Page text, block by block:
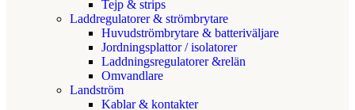
Tejp & strips
Laddregulatorer & strömbrytare
Huvudströmbrytare & batteriväljare
Jordningsplattor / isolatorer
Laddningsregulatorer &relän
Omvandlare
Landström
Kablar & kontakter